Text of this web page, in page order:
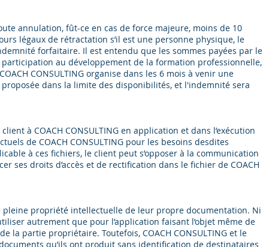
annulation, fût-ce en cas de force majeure, moins de 10
légaux de rétractation s’il est une personne physique, le
forfaitaire. Il est entendu que les sommes payées par le
au développement de la formation professionnelle,
CONSULTING organise dans les 6 mois à venir une
dans la limite des disponibilités, et l'indemnité sera
à COACH CONSULTING en application et dans l’exécution
de COACH CONSULTING pour les besoins desdites
à ces fichiers, le client peut s’opposer à la communication
ses droits d’accès et de rectification dans le fichier de COACH
pleine propriété intellectuelle de leur propre documentation. Ni
autrement que pour l’application faisant l’objet même de
la partie propriétaire. Toutefois, COACH CONSULTING et le
qu’ils ont produit sans identification de destinataires